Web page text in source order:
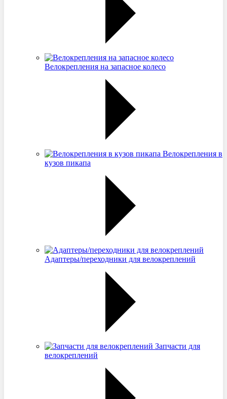
Велокрепления на запасное колесо
Велокрепления в
кузов пикапа
Адаптеры/переходники для велокреплений
Запчасти для
велокреплений